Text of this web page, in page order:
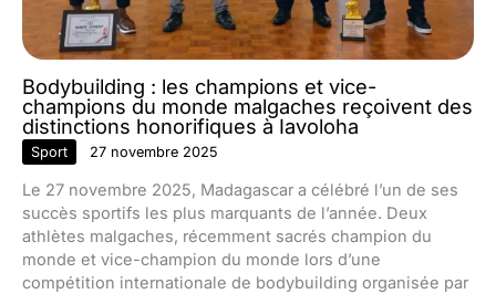
Bodybuilding : les champions et vice-
champions du monde malgaches reçoivent des
distinctions honorifiques à Iavoloha
Sport 27 novembre 2025
Le 27 novembre 2025, Madagascar a célébré l’un de ses
succès sportifs les plus marquants de l’année. Deux
athlètes malgaches, récemment sacrés champion du
monde et vice-champion du monde lors d’une
compétition internationale de bodybuilding organisée par